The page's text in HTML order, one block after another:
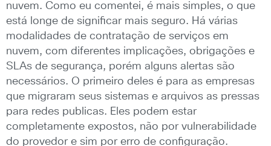
nuvem. Como eu comentei, é mais simples, o que
está longe de significar mais seguro. Há várias
modalidades de contratação de serviços em
nuvem, com diferentes implicações, obrigações e
SLAs de segurança, porém alguns alertas são
necessários. O primeiro deles é para as empresas
que migraram seus sistemas e arquivos as pressas
para redes publicas. Eles podem estar
completamente expostos, não por vulnerabilidade
do provedor e sim por erro de configuração.